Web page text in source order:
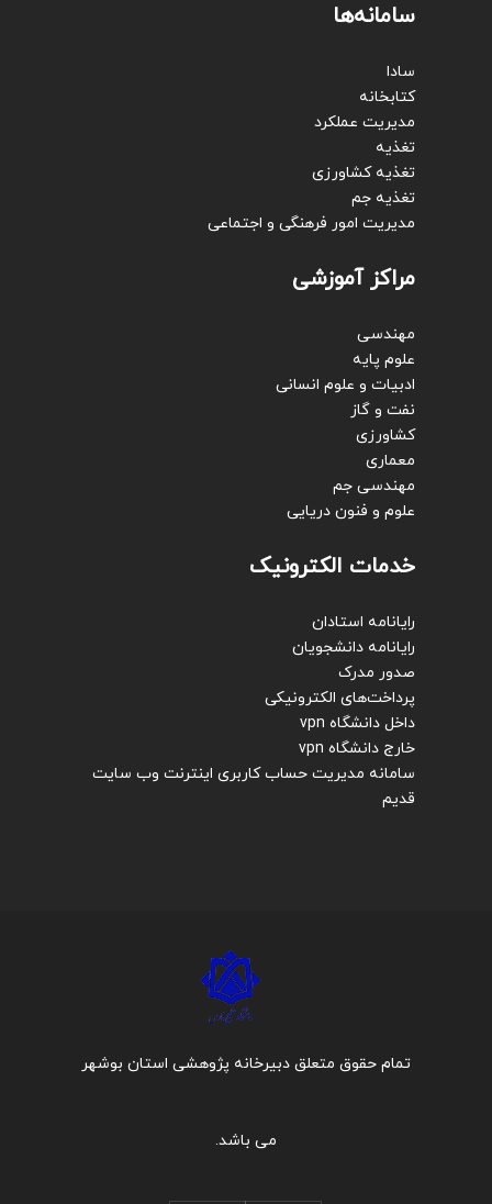
سامانه‌ها
سادا
کتابخانه
مدیریت عملکرد
تغذیه
تغذیه کشاورزی
تغذیه جم
مدیریت امور فرهنگی و اجتماعی
مراکز آموزشی
مهندسی
علوم پایه
ادبیات و علوم انسانی
نفت و گاز
کشاورزی
معماری
مهندسی جم
علوم و فنون دریایی
خدمات الکترونیک
رایانامه استادان
رایانامه دانشجویان
صدور مدرک
پرداخت‌های الکترونیکی
داخل دانشگاه vpn
خارج دانشگاه vpn
سامانه مدیریت حساب کاربری اینترنت وب سایت
قدیم
تمام حقوق متعلق دبیرخانه پژوهشی استان بوشهر
می باشد.